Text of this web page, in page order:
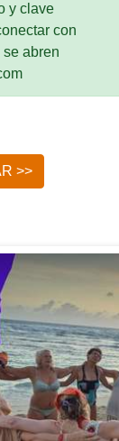
y clave
con
se abren
>>